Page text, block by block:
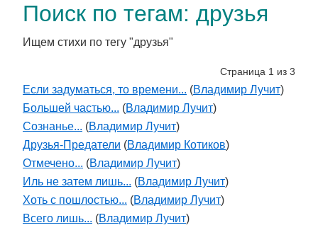
Поиск по тегам: друзья
Ищем стихи по тегу "друзья"
Страница 1 из 3
Если задуматься, то времени... (Владимир Лучит)
Большей частью... (Владимир Лучит)
Сознанье... (Владимир Лучит)
Друзья-Предатели (Владимир Котиков)
Отмечено... (Владимир Лучит)
Иль не затем лишь... (Владимир Лучит)
Хоть с пошлостью... (Владимир Лучит)
Всего лишь... (Владимир Лучит)